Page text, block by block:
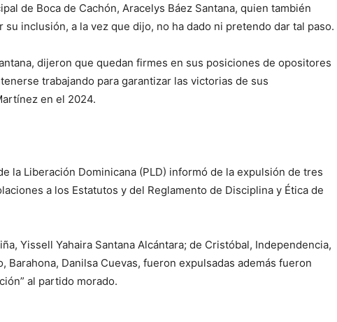
de Boca de Cachón, Aracelys Báez Santana, quien también
inclusión, a la vez que dijo, no ha dado ni pretendo dar tal paso.
dijeron que quedan firmes en sus posiciones de opositores
trabajando para garantizar las victorias de sus
en el 2024.
la Liberación Dominicana (PLD) informó de la expulsión de tres
a los Estatutos y del Reglamento de Disciplina y Ética de
Yissell Yahaira Santana Alcántara; de Cristóbal, Independencia,
Barahona, Danilsa Cuevas, fueron expulsadas además fueron
al partido morado.